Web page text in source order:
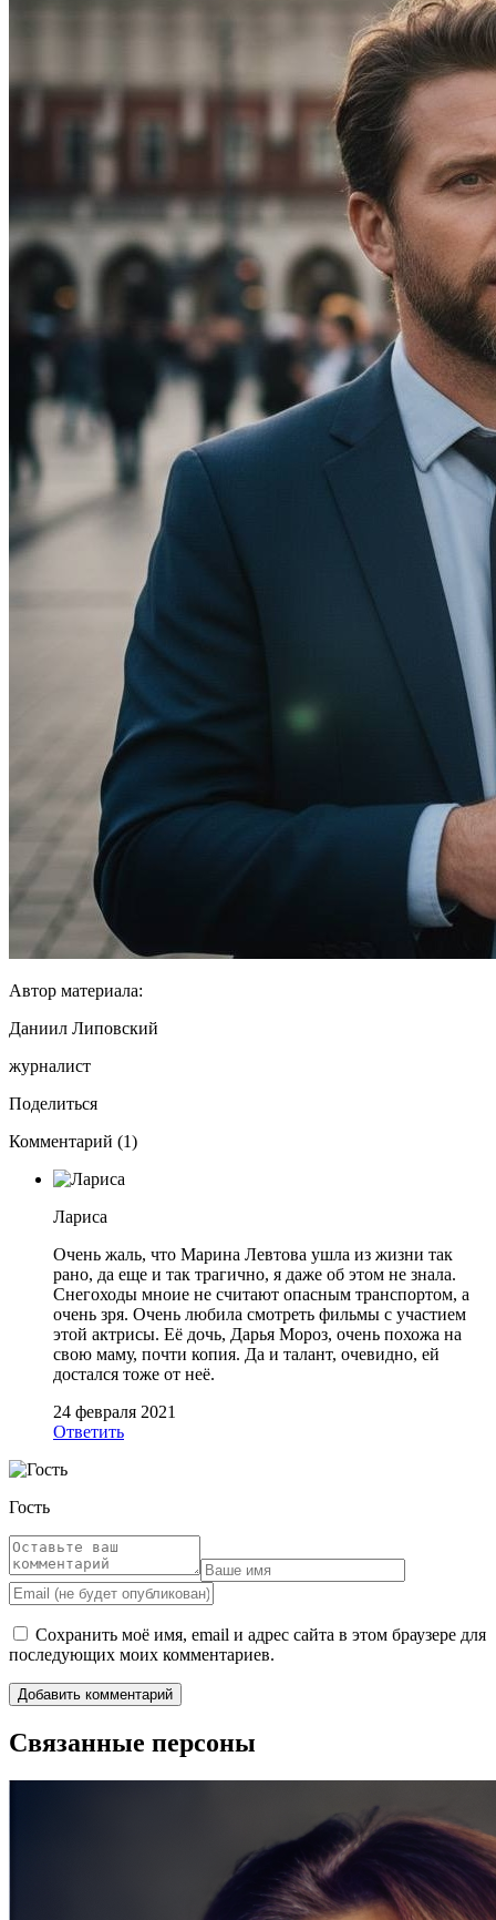
Автор материала:
Даниил Липовский
журналист
Поделиться
Комментарий (1)
Лариса
Очень жаль, что Марина Левтова ушла из жизни так
рано, да еще и так трагично, я даже об этом не знала.
Снегоходы мноие не считают опасным транспортом, а
очень зря. Очень любила смотреть фильмы с участием
этой актрисы. Её дочь, Дарья Мороз, очень похожа на
свою маму, почти копия. Да и талант, очевидно, ей
достался тоже от неё.
24 февраля 2021
Ответить
Гость
Сохранить моё имя, email и адрес сайта в этом браузере для
последующих моих комментариев.
Связанные персоны